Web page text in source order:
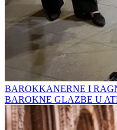
BAROKKANERNE I
BAROKNE GLAZBE U